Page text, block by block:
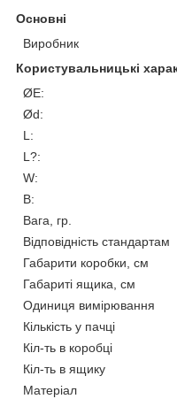
Основні
Виробник
Користувальницькі
ØE:
Ød:
L:
L?:
W:
В:
Вага, гр.
Відповідність стандартам
Габарити коробки, см
Габариті ящика, см
Одиниця вимірювання
Кількість у пачці
Кіл-ть в коробці
Кіл-ть в ящику
Матеріал